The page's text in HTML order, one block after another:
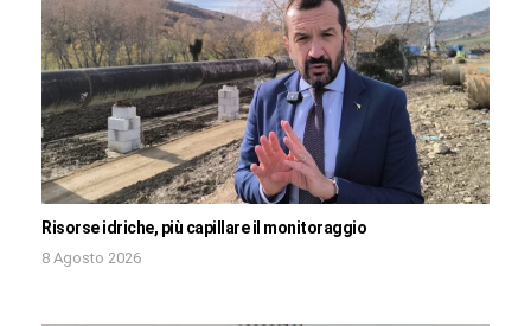
Risorse idriche, più capillare il monitoraggio
8 Agosto 2026